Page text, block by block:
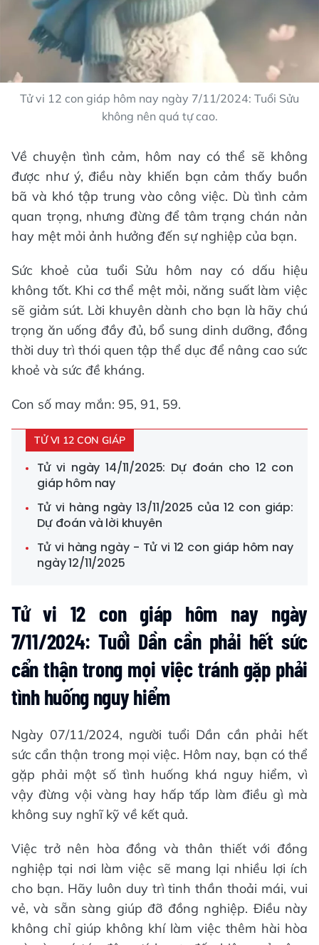
Tử vi 12 con giáp hôm nay ngày 7/11/2024: Tuổi Sửu
không nên quá tự cao.
Về chuyện tình cảm, hôm nay có thể sẽ không
được như ý, điều này khiến bạn cảm thấy buồn
bã và khó tập trung vào công việc. Dù tình cảm
quan trọng, nhưng đừng để tâm trạng chán nản
hay mệt mỏi ảnh hưởng đến sự nghiệp của bạn.
Sức khoẻ của tuổi Sửu hôm nay có dấu hiệu
không tốt. Khi cơ thể mệt mỏi, năng suất làm việc
sẽ giảm sút. Lời khuyên dành cho bạn là hãy chú
trọng ăn uống đầy đủ, bổ sung dinh dưỡng, đồng
thời duy trì thói quen tập thể dục để nâng cao sức
khoẻ và sức đề kháng.
Con số may mắn: 95, 91, 59.
TỬ VI 12 CON GIÁP
Tử vi ngày 14/11/2025: Dự đoán cho 12 con
giáp hôm nay
Tử vi hàng ngày 13/11/2025 của 12 con giáp:
Dự đoán và lời khuyên
Tử vi hàng ngày - Tử vi 12 con giáp hôm nay
ngày 12/11/2025
Tử vi 12 con giáp hôm nay ngày
7/11/2024: Tuổi Dần cần phải hết sức
cẩn thận trong mọi việc tránh gặp phải
tình huống nguy hiểm
Ngày 07/11/2024, người tuổi Dần cần phải hết
sức cẩn thận trong mọi việc. Hôm nay, bạn có thể
gặp phải một số tình huống khá nguy hiểm, vì
vậy đừng vội vàng hay hấp tấp làm điều gì mà
không suy nghĩ kỹ về kết quả.
Việc trở nên hòa đồng và thân thiết với đồng
nghiệp tại nơi làm việc sẽ mang lại nhiều lợi ích
cho bạn. Hãy luôn duy trì tinh thần thoải mái, vui
vẻ, và sẵn sàng giúp đỡ đồng nghiệp. Điều này
không chỉ giúp không khí làm việc thêm hài hòa